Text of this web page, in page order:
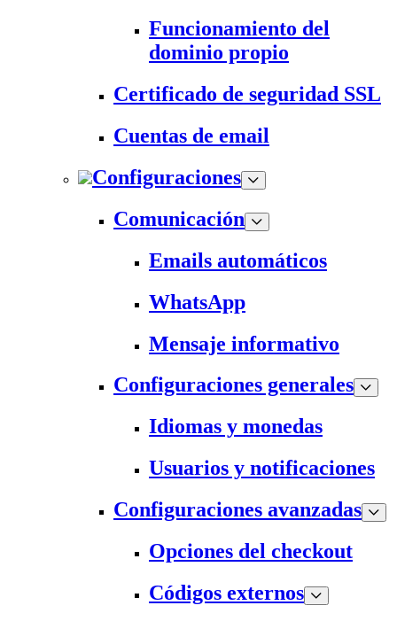
Funcionamiento del
dominio propio
Certificado de seguridad SSL
Cuentas de email
Configuraciones
Comunicación
Emails automáticos
WhatsApp
Mensaje informativo
Configuraciones generales
Idiomas y monedas
Usuarios y notificaciones
Configuraciones avanzadas
Opciones del checkout
Códigos externos